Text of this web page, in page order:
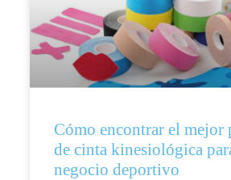
Cómo encontrar el mejor
de cinta kinesiológica
negocio deportivo